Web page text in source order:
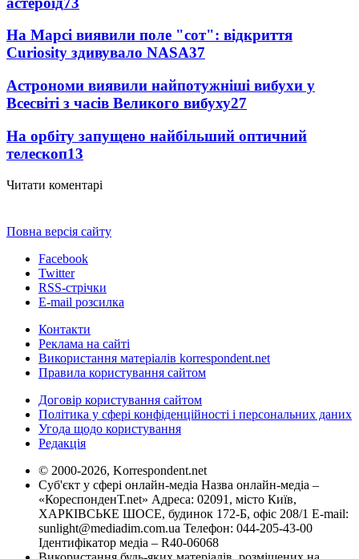
На Марсі виявили поле "сот": відкриття
Curiosity здивувало NASA37
Астрономи виявили найпотужніші вибухи у
Всесвіті з часів Великого вибуху27
На орбіту запущено найбільший оптичний
телескоп13
Читати коментарі
Повна версія сайту
Facebook
Twitter
RSS-стрічки
E-mail розсилка
Контакти
Реклама на сайті
Використання матеріалів korrespondent.net
Правила користування сайтом
Договір користування сайтом
Політика у сфері конфіденційності і персональних даних
Угода щодо користування
Редакція
© 2000-2026, Korrespondent.net
Суб'єкт у сфері онлайн-медіа Назва онлайн-медіа –
«КореспонденТ.net» Адреса: 02091, місто Київ,
ХАРКІВСЬКЕ ШОСЕ, будинок 172-Б, офіс 208/1 E-mail:
sunlight@mediadim.com.ua Телефон: 044-205-43-00
Ідентифікатор медіа – R40-06068